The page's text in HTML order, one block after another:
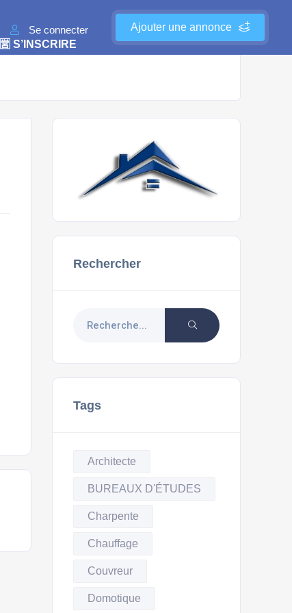
Ajouter une annonce
Se connecter
🈺 S’INSCRIRE
Rechercher
Tags
Architecte
BUREAUX D'ÉTUDES
Charpente
Chauffage
Couvreur
Domotique